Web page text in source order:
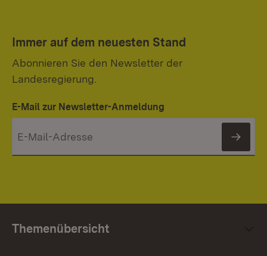
Immer auf dem neuesten Stand
Abonnieren Sie den Newsletter der
Landesregierung.
E-Mail zur Newsletter-Anmeldung
Themenübersicht